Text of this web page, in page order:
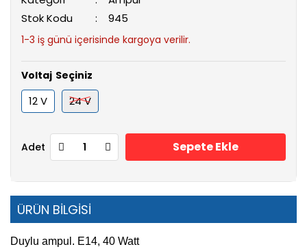
Stok Kodu
945
1-3 iş günü içerisinde kargoya verilir.
Voltaj
12 V 24 V
Adet Sepete Ekle
ÜRÜN BİLGİSİ
Duylu ampul. E14, 40 Watt